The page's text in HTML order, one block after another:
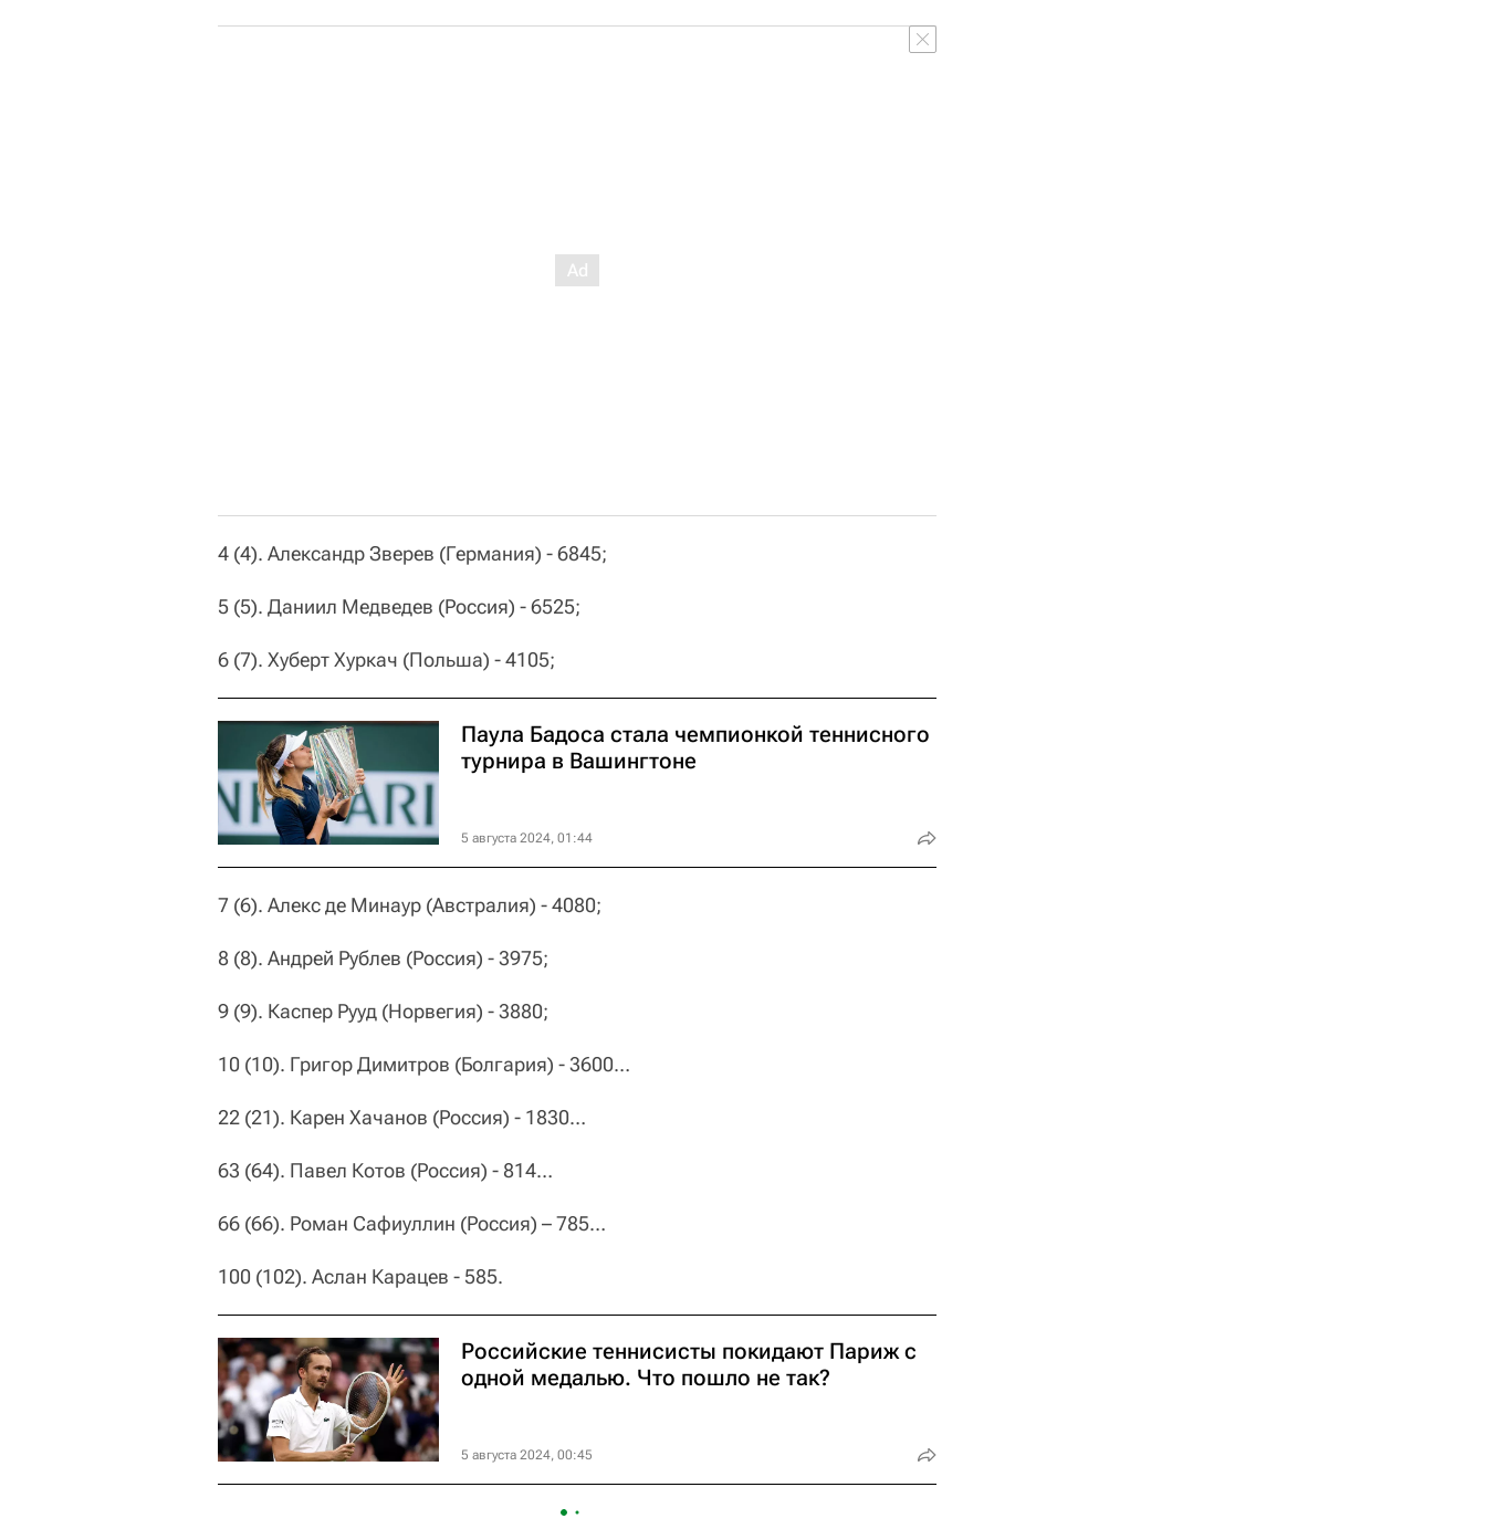
4 (4). Александр Зверев (Германия) - 6845;
5 (5). Даниил Медведев (Россия) - 6525;
6 (7). Хуберт Хуркач (Польша) - 4105;
Паула Бадоса стала чемпионкой теннисного
турнира в Вашингтоне
5 августа 2024, 01:44
7 (6). Алекс де Минаур (Австралия) - 4080;
8 (8). Андрей Рублев (Россия) - 3975;
9 (9). Каспер Рууд (Норвегия) - 3880;
10 (10). Григор Димитров (Болгария) - 3600…
22 (21). Карен Хачанов (Россия) - 1830…
63 (64). Павел Котов (Россия) - 814…
66 (66). Роман Сафиуллин (Россия) – 785…
100 (102). Аслан Карацев - 585.
Российские теннисисты покидают Париж с
одной медалью. Что пошло не так?
5 августа 2024, 00:45